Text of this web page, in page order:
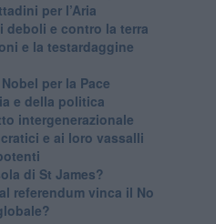
per l’Aria
deboli e contro la terra
e la testardaggine
per la Pace
e della politica
intergenerazionale
e ai loro vassalli
di St James?
referendum vinca il No